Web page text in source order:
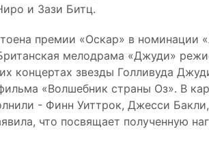
и Зази Битц.
премии «Оскар» в номинации
мелодрама «Джуди»
концертах звезды Голливуда
«Волшебник страны Оз». В
- Финн Уиттрок, Джесси
что посвящает полученную